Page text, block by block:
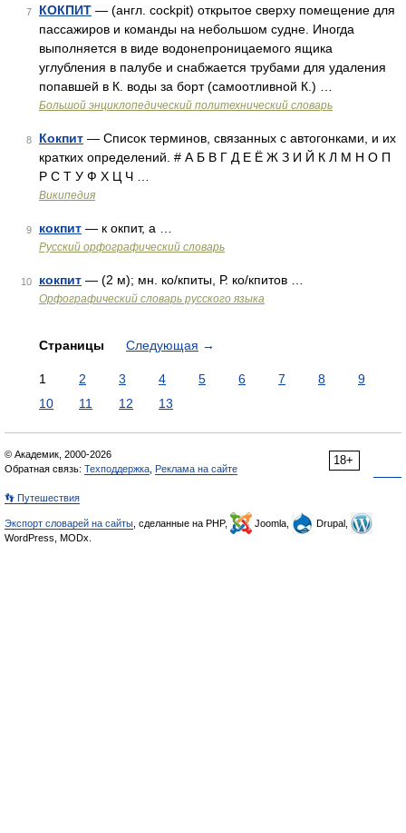
7 КОКПИТ — (англ. cockpit) открытое сверху помещение для
пассажиров и команды на небольшом судне. Иногда
выполняется в виде водонепроницаемого ящика
углубления в палубе и снабжается трубами для удаления
попавшей в К. воды за борт (самоотливной К.) …
Большой энциклопедический политехнический словарь
8 Кокпит — Список терминов, связанных с автогонками, и их
кратких определений. # А Б В Г Д Е Ё Ж З И Й К Л М Н О П
Р С Т У Ф Х Ц Ч …
Википедия
9 кокпит — к окпит, а …
Русский орфографический словарь
10 кокпит — (2 м); мн. ко/кпиты, Р. ко/кпитов …
Орфографический словарь русского языка
Страницы Следующая →
1 2 3 4 5 6 7 8
9
10
11 12 13
18+
© Академик, 2000-2026
Обратная связь: Техподдержка Реклама на сайте
👣 Путешествия
Экспорт словарей на сайты , сделанные на PHP, Joomla,
Drupal,
WordPress, MODx.